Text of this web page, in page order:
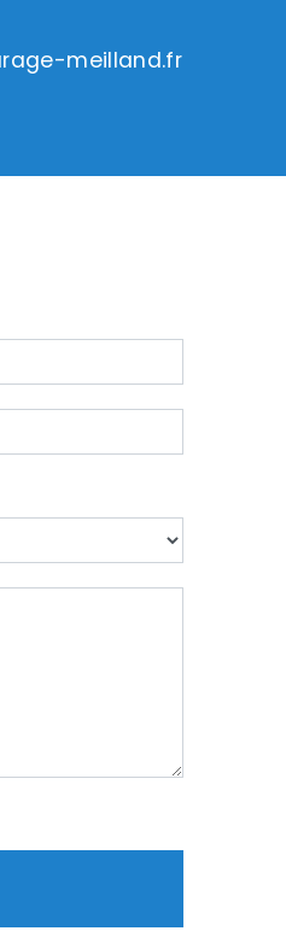
meilland.fr